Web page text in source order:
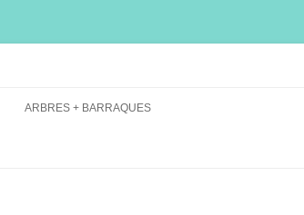
ARBRES + BARRAQUES